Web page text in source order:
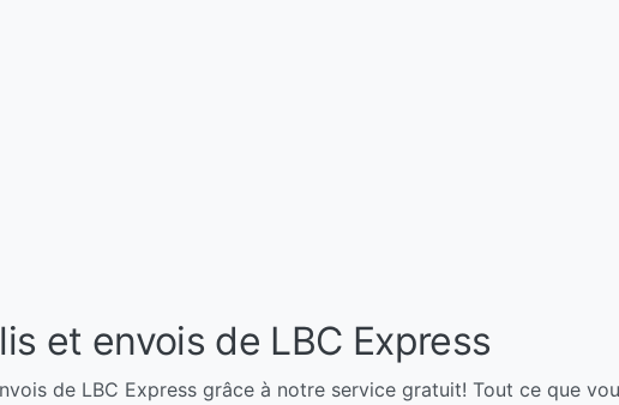
et envois de LBC Express
de LBC Express grâce à notre service gratuit! Tout ce que